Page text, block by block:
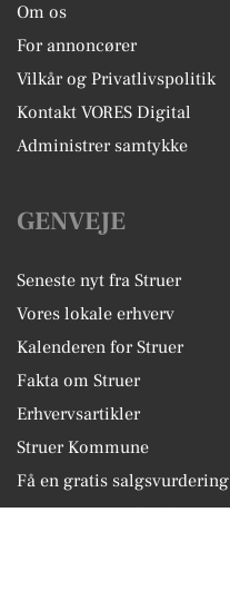
Om os
For annoncører
Vilkår og Privatlivspolitik
Kontakt VORES Digital
Administrer samtykke
GENVEJE
Seneste nyt fra Struer
Vores lokale erhverv
Kalenderen for Struer
Fakta om Struer
Erhvervsartikler
Struer Kommune
Få en gratis salgsvurdering
Sponsoreret indhold